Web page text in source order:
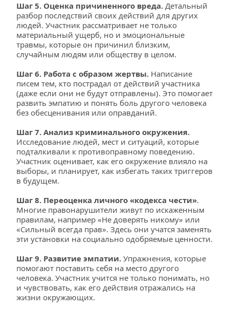
Шаг 5. Оценка причиненного вреда. Детальный
разбор последствий своих действий для других
людей. Участник рассматривает не только
материальный ущерб, но и эмоциональные
травмы, которые он причинил близким,
случайным людям или обществу в целом.
Шаг 6. Работа с образом жертвы. Написание
писем тем, кто пострадал от действий участника
(даже если они не будут отправлены). Это помогает
развить эмпатию и понять боль другого человека
без обесценивания или оправданий.
Исследование людей, мест и ситуаций, которые
подталкивали к противоправному поведению.
Участник оценивает, как его окружение влияло на
выборы, и планирует, как избегать таких триггеров
в будущем.
Шаг 8. Переоценка личного «кодекса чести».
Многие правонарушители живут по искаженным
правилам, например «Не доверять никому» или
«Сильный всегда прав». Здесь они учатся заменять
эти установки на социально одобряемые ценности.
Шаг 9. Развитие эмпатии. Упражнения, которые
помогают поставить себя на место другого
человека. Участник учится не только понимать, но
и чувствовать, как его действия отражались на
жизни окружающих.